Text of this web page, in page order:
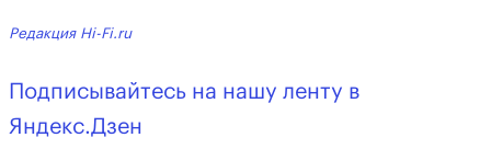
Редакция Hi-Fi.ru
Подписывайтесь на нашу ленту в
Яндекс.Дзен